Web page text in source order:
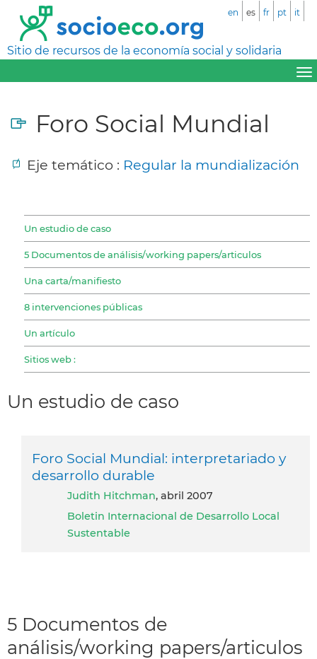
Sitio de recursos de la economía social y solidaria
en es fr pt it
Foro Social Mundial
Eje temático : Regular la mundialización
Un estudio de caso
5 Documentos de análisis/working papers/articulos
Una carta/manifiesto
8 intervenciones públicas
Un artículo
Sitios web :
Un estudio de caso
Foro Social Mundial: interpretariado y
desarrollo durable
Judith Hitchman, abril 2007
Boletin Internacional de Desarrollo Local
Sustentable
5 Documentos de
análisis/working papers/articulos